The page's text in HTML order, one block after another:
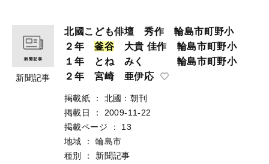
新聞記事
北國こども俳壇 秀作 輪島市町野小
２年 釜谷 大貴 佳作 輪島市町野小
１年 とね みく 輪島市町野小
２年 宮崎 亜伊応
掲載紙 ：
北國：朝刊
掲載日
：
2009-11-22
掲載ページ
：
13
地域
：
輪島市
種別
： 新聞記事